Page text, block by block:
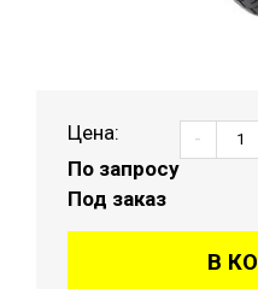
Цена:
По запросу
Под заказ
-
В